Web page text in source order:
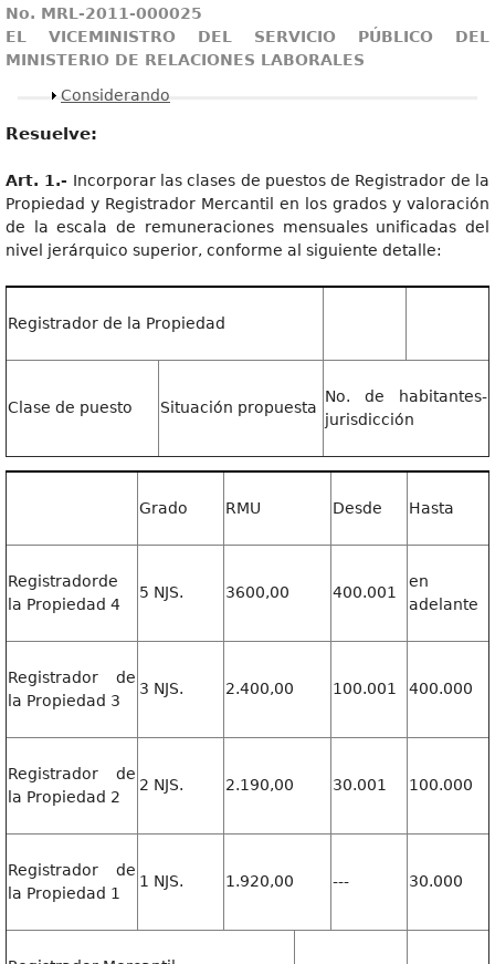
No. MRL-2011-000025
EL VICEMINISTRO DEL SERVICIO PÚBLICO DEL
MINISTERIO DE RELACIONES LABORALES
Mostrar
Considerando
Resuelve:
Art. 1.- Incorporar las clases de puestos de Registrador de la
Propiedad y Registrador Mercantil en los grados y valoración
de la escala de remuneraciones mensuales unificadas del
nivel jerárquico superior, conforme al siguiente detalle:
Registrador de la Propiedad
Clase de puesto Situación propuesta
No. de habitantes-
jurisdicción
Grado RMU Desde Hasta
Registradorde
la Propiedad 4
5 NJS. 3600,00 400.001
en
adelante
Registrador de
la Propiedad 3
3 NJS. 2.400,00 100.001 400.000
Registrador de
la Propiedad 2
2 NJS. 2.190,00 30.001 100.000
Registrador de
la Propiedad 1
1 NJS. 1.920,00 --- 30.000